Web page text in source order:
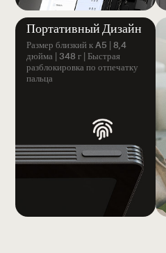
Портативный Дизайн
Размер близкий к A5 | 8,4
дюйма | 348 г | Быстрая
разблокировка по отпечатку
пальца